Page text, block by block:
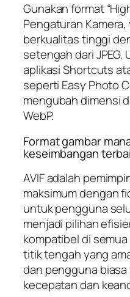
Gunakan format
Pengaturan
berkualitas tinggi
setengah dari
aplikasi Shortcuts
seperti Easy Photo
mengubah dimensi
WebP.
Format gambar
keseimbangan
AVIF adalah
maksimum dengan
untuk pengguna
menjadi pilihan
kompatibel di
titik tengah yang
dan pengguna
kecepatan dan